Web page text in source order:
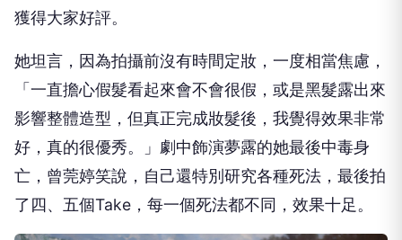
獲得大家好評。
她坦言，因為拍攝前沒有時間定妝， 一度相當焦慮，
「一直擔心假髮看起來會不會很假， 或是黑髮露出來
影響整體造型，但真正完成妝髮後， 我覺得效果非常
好，真的很優秀。」 劇中飾演夢露的她最後中毒身
亡，曾莞婷笑說， 自己還特別研究各種死法，最後拍
了四、五個Take， 每一個死法都不同，效果十足。